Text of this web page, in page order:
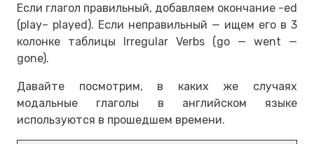
Если глагол правильный, добавляем окончание -ed
(play– played). Если неправильный — ищем его в 3
колонке таблицы Irregular Verbs (go — went —
gone).
Давайте посмотрим, в каких же случаях
модальные глаголы в английском языке
используются в прошедшем времени.